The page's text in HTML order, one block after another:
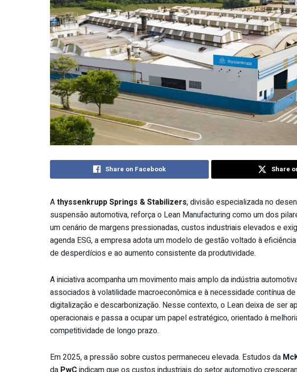
Share on Facebook Share
Athyssenkrupp Springs & Stabilizers, divisão especializada no
suspensão automotiva, reforça o Lean Manufacturing como um dos
um cenário de margens pressionadas, custos industriais elevados e
agenda ESG, a empresa adota um modelo de gestão voltado à
de desperdícios e ao aumento consistente da produtividade.
A iniciativa acompanha um movimento mais amplo da indústria
associados à volatilidade macroeconômica e à necessidade contínua
digitalização e descarbonização. Nesse contexto, o Lean deixa de ser
operacionais e passa a ocupar um papel estratégico, orientado à
competitividade de longo prazo.
Em 2025, a pressão sobre custos permaneceu elevada. Estudos da